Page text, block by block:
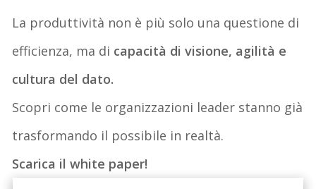
La produttività non è più solo una questione di
efficienza, ma di capacità di visione, agilità e
cultura del dato.
Scopri come le organizzazioni leader stanno già
trasformando il possibile in realtà.
Scarica il white paper!